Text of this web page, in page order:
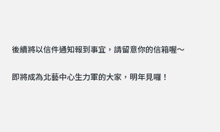
後續將以信件通知報到事宜，請留意你的信箱喔～
即將成為北藝中心生力軍的大家，明年見囉！